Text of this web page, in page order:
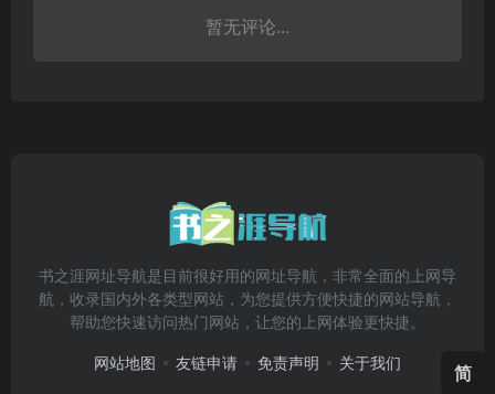
暂无评论...
书之涯网址导航是目前很好用的网址导航，非常全面的上网导
航，收录国内外各类型网站，为您提供方便快捷的网站导航，
帮助您快速访问热门网站，让您的上网体验更快捷。
网站地图 友链申请 免责声明 关于我们 简